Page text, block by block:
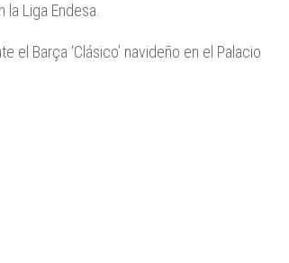
la Liga Endesa.
el Barça ‘Clásico’ navideño en el Palacio